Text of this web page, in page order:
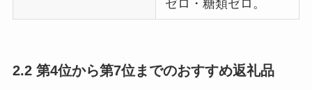
ゼロ・糖類ゼロ。
2.2 第4位から第7位までのおすすめ返礼品